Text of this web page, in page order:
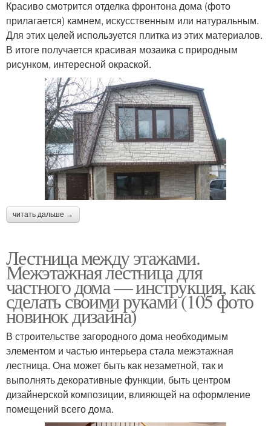
Красиво смотрится отделка фронтона дома (фото
прилагается) камнем, искусственным или натуральным.
Для этих целей используется плитка из этих материалов.
В итоге получается красивая мозаика с природным
рисунком, интересной окраской.
читать дальше →
Лестница между этажами.
Межэтажная лестница для
частного дома — инструкция, как
сделать своими руками (105 фото
новинок дизайна)
В строительстве загородного дома необходимым
элементом и частью интерьера стала межэтажная
лестница. Она может быть как незаметной, так и
выполнять декоративные функции, быть центром
дизайнерской композиции, влияющей на оформление
помещений всего дома.